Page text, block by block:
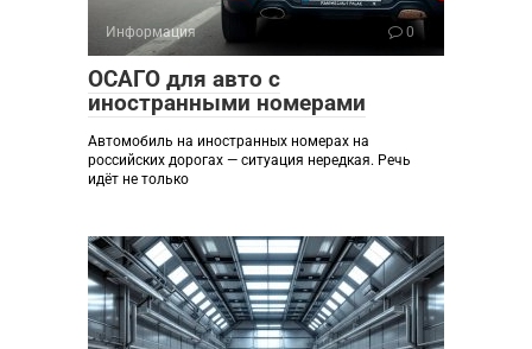
Информация 0
ОСАГО для авто с
иностранными номерами
Автомобиль на иностранных номерах на
российских дорогах — ситуация нередкая. Речь
идёт не только